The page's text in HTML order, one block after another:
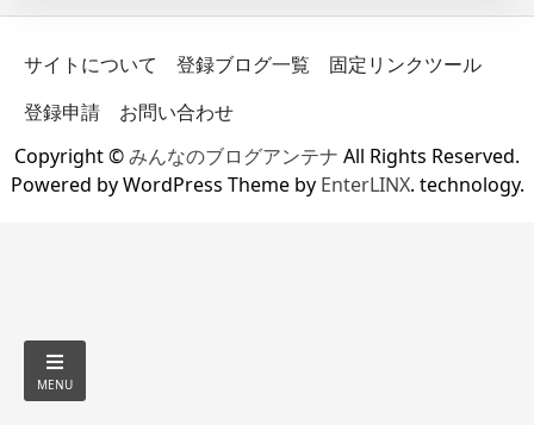
サイトについて 登録ブログ一覧
固定リンクツール
登録申請
お問い合わせ
Copyright ©みんなのブログアンテナ All Rights Reserved.
Powered by WordPress Theme by EnterLINX. technology.
MENU